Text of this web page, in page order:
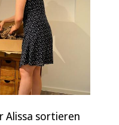
Alissa sortieren